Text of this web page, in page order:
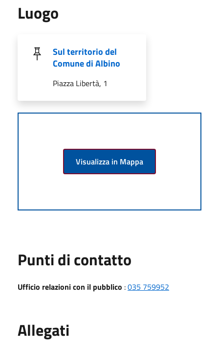
Luogo
Sul territorio del
Comune di Albino
Piazza Libertà, 1
Visualizza in Mappa
Punti di contatto
Ufficio relazioni con il pubblico :035 759952
Allegati